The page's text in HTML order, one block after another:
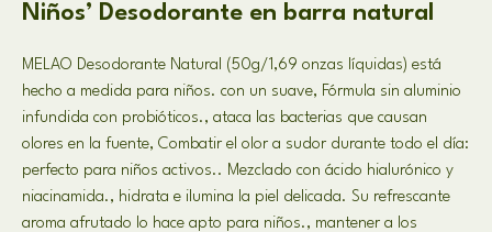
Niños’ Desodorante en barra natural
MELAO Desodorante Natural (50g/1,69 onzas líquidas) está
hecho a medida para niños. con un suave, Fórmula sin aluminio
infundida con probióticos., ataca las bacterias que causan
olores en la fuente, Combatir el olor a sudor durante todo el día:
perfecto para niños activos.. Mezclado con ácido hialurónico y
niacinamida., hidrata e ilumina la piel delicada. Su refrescante
aroma afrutado lo hace apto para niños., mantener a los